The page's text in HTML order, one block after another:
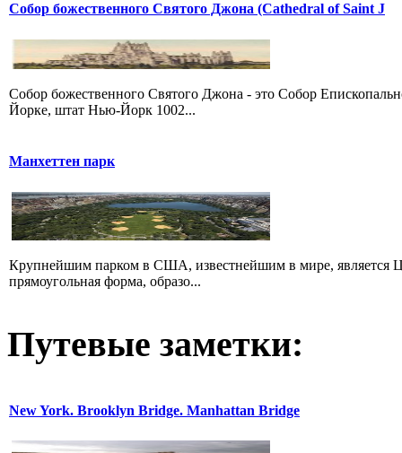
Собор божественного Святого Джона (Cathedral of Saint J
Собор божественного Святого Джона - это Собор
Йорке, штат Нью-Йорк 1002...
Манхеттен парк
Крупнейшим парком в США, известнейшим в мире, является
прямоугольная форма, образо...
Путевые заметки:
New York. Brooklyn Bridge. Manhattan Bridge